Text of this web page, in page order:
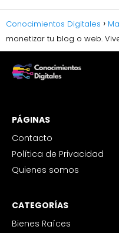
Conocimientos Digitales
monetizar tu blog o web.
PÁGINAS
Contacto
Política de Privacidad
Quienes somos
CATEGORÍAS
Bienes Raíces